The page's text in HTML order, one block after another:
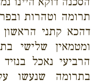
תרומה וטהרות
דהכא קתני
ומטמאין שלישי
הרביעי נאכל
בתרומה שנעשו